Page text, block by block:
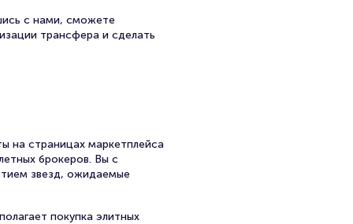
с нами, сможете
трансфера и сделать
на страницах маркетплейса
брокеров. Вы с
звезд, ожидаемые
покупка элитных